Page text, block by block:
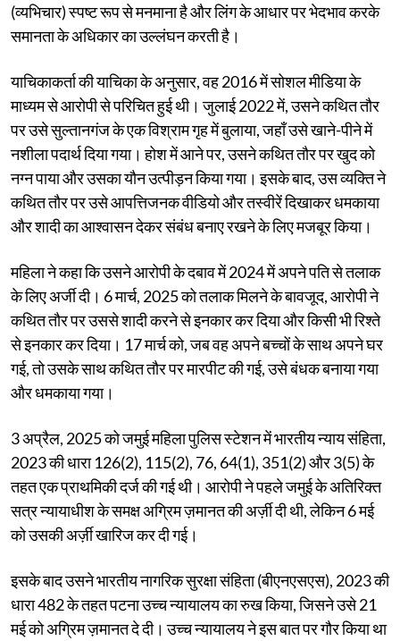
(व्यभिचार) स्पष्ट रूप से मनमाना है और लिंग के आधार पर भेदभाव करके
समानता के अधिकार का उल्लंघन करती है।
याचिकाकर्ता की याचिका के अनुसार, वह 2016 में सोशल मीडिया के
माध्यम से आरोपी से परिचित हुई थी। जुलाई 2022 में, उसने कथित तौर
पर उसे सुल्तानगंज के एक विश्राम गृह में बुलाया, जहाँ उसे खाने-पीने में
नशीला पदार्थ दिया गया। होश में आने पर, उसने कथित तौर पर खुद को
नग्न पाया और उसका यौन उत्पीड़न किया गया। इसके बाद, उस व्यक्ति ने
कथित तौर पर उसे आपत्तिजनक वीडियो और तस्वीरें दिखाकर धमकाया
और शादी का आश्वासन देकर संबंध बनाए रखने के लिए मजबूर किया।
महिला ने कहा कि उसने आरोपी के दबाव में 2024 में अपने पति से तलाक
के लिए अर्जी दी। 6 मार्च, 2025 को तलाक मिलने के बावजूद, आरोपी ने
कथित तौर पर उससे शादी करने से इनकार कर दिया और किसी भी रिश्ते
से इनकार कर दिया। 17 मार्च को, जब वह अपने बच्चों के साथ अपने घर
गई, तो उसके साथ कथित तौर पर मारपीट की गई, उसे बंधक बनाया गया
और धमकाया गया।
3 अप्रैल, 2025 को जमुई महिला पुलिस स्टेशन में भारतीय न्याय संहिता,
2023 की धारा 126(2), 115(2), 76, 64(1), 351(2) और 3(5) के
तहत एक प्राथमिकी दर्ज की गई थी। आरोपी ने पहले जमुई के अतिरिक्त
सत्र न्यायाधीश के समक्ष अग्रिम ज़मानत की अर्ज़ी दी थी, लेकिन 6 मई
को उसकी अर्ज़ी खारिज कर दी गई।
इसके बाद उसने भारतीय नागरिक सुरक्षा संहिता (बीएनएसएस), 2023 की
धारा 482 के तहत पटना उच्च न्यायालय का रुख किया, जिसने उसे 21
मई को अग्रिम ज़मानत दे दी। उच्च न्यायालय ने इस बात पर गौर किया था